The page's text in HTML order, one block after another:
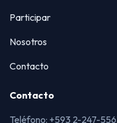
Participar
Nosotros
Contacto
Contacto
Teléfono: +593 2-247-